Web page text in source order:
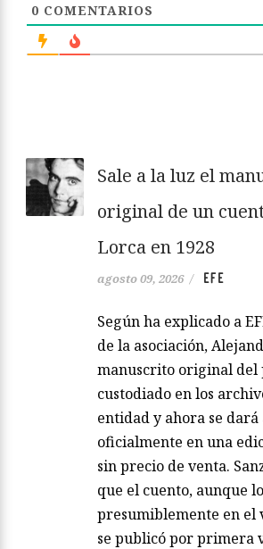
0 COMENTARIOS
Sale a la luz el
original de un
Lorca en 1928
agosto 09, 2026 / EFE
Según ha explicado a
de la asociación,
manuscrito original del
custodiado en los
entidad y ahora se dará
oficialmente en una
sin precio de venta.
que el cuento, aunque
presumiblemente en el
se publicó por primera